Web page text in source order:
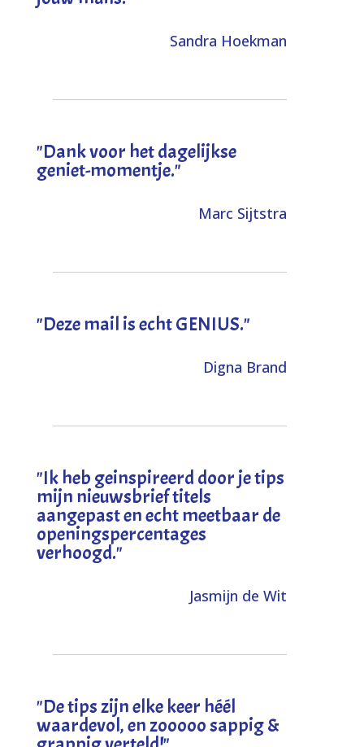
Sandra Hoekman
"Dank voor het dagelijkse
geniet-momentje."
Marc Sijtstra
"Deze mail is echt GENIUS."
Digna Brand
"Ik heb geinspireerd door je tips
mijn nieuwsbrief titels
aangepast en echt meetbaar de
openingspercentages
verhoogd."
Jasmijn de Wit
"De tips zijn elke keer héél
waardevol, en zooooo sappig &